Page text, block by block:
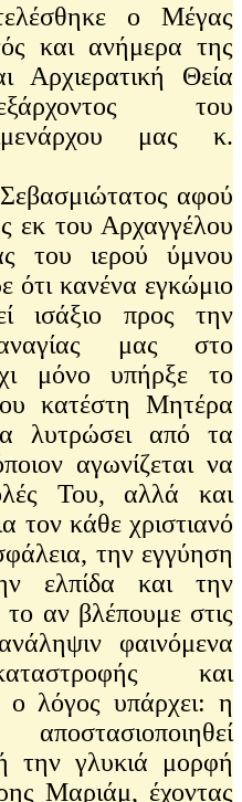
ο Μέγας
και ανήμερα της
Αρχιερατική Θεία
του
μας κ.
αφού
εκ του Αρχαγγέλου
του ιερού ύμνου
ότι κανένα εγκώμιο
ισάξιο προς την
μας στο
μόνο υπήρξε το
κατέστη Μητέρα
λυτρώσει από τα
αγωνίζεται να
Του, αλλά και
τον κάθε χριστιανό
την εγγύηση
ελπίδα και την
αν βλέπουμε στις
φαινόμενα
και
ο λόγος υπάρχει: η
την γλυκιά μορφή
Μαριάμ, έχοντας